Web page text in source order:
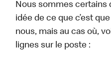
Nous sommes certains
idée de ce que c’est
nous, mais au cas où,
lignes sur le poste :